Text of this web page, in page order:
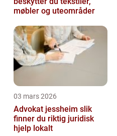
møbler og uteområder
03 mars 2026
Advokat jessheim slik
finner du riktig juridisk
hjelp lokalt